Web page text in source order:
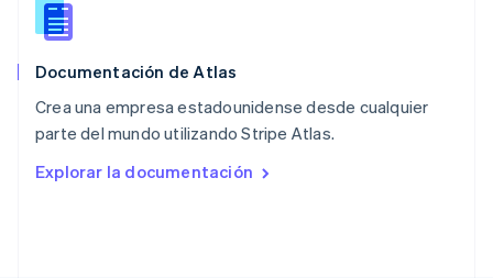
Documentación de Atlas
Crea una empresa estadounidense desde cualquier
parte del mundo utilizando Stripe Atlas.
Explorar la documentación
Português
RAE de Hong Kong, China
Reino Unido
República Checa
English
English